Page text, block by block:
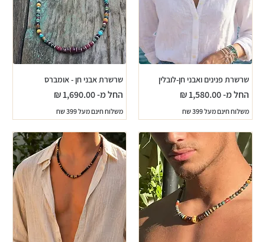
שרשרת פנינים ואבני חן-לובלין
החל מ-
מחיר מבצע
משלוח חינם מעל 399 שח
שרשרת אבני חן - אומברס
החל מ-
מחיר מבצע
משלוח חינם מעל 399 שח